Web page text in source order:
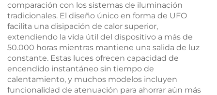
comparación con los sistemas de iluminación
tradicionales. El diseño único en forma de UFO
facilita una disipación de calor superior,
extendiendo la vida útil del dispositivo a más de
50.000 horas mientras mantiene una salida de luz
constante. Estas luces ofrecen capacidad de
encendido instantáneo sin tiempo de
calentamiento, y muchos modelos incluyen
funcionalidad de atenuación para ahorrar aún más